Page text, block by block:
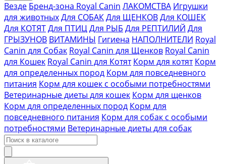
Везде Бренд-зона Royal Canin ЛАКОМСТВА Игрушки
для животныхДля СОБАКДля ЩЕНКОВДля КОШЕК
Для КОТЯТДля ПТИЦДля РЫБ Для РЕПТИЛИЙ Для
ГРЫЗУНОВ ВИТАМИНЫ Гигиена НАПОЛНИТЕЛИ Royal
Canin для Собак Royal Canin для Щенков Royal Canin
для Кошек Royal Canin для Котят Корм для котят Корм
для определенных пород Корм для повседневного
питания Корм для кошек с особыми потребностями
Ветеринарные диеты для кошек Корм для щенков
Корм для определенных пород Корм для
повседневного питания Корм для собак с особыми
потребностями Ветеринарные диеты для собак